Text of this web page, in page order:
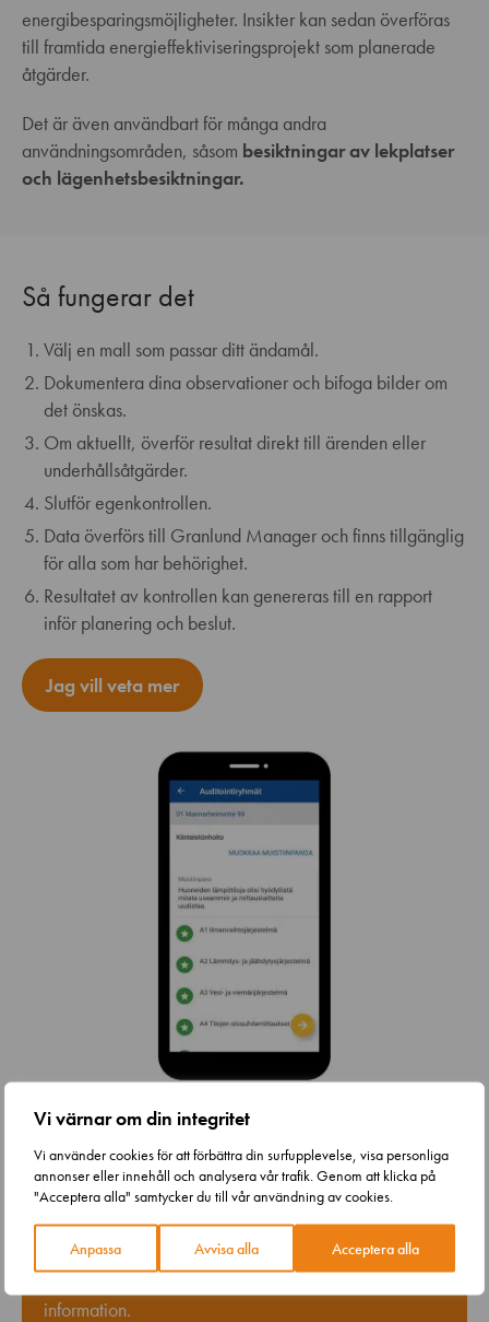
Vi värnar om din integritet
Vi använder cookies för att förbättra din surfupplevelse, visa personliga
annonser eller innehåll och analysera vår trafik. Genom att klicka på
"Acceptera alla" samtycker du till vår användning av cookies.
Anpassa Avvisa alla Acceptera alla
energibesparingsmöjligheter. Insikter kan sedan överföras
till framtida energieffektiviseringsprojekt som planerade
åtgärder.
Det är även användbart för många andra
användningsområden, såsom besiktningar av lekplatser
och lägenhetsbesiktningar.
Så fungerar det
Välj en mall som passar ditt ändamål.
Dokumentera dina observationer och bifoga bilder om
det önskas.
Om aktuellt, överför resultat direkt till ärenden eller
underhållsåtgärder.
Slutför egenkontrollen.
Data överförs till Granlund Manager och finns tillgänglig
för alla som har behörighet.
Resultatet av kontrollen kan genereras till en rapport
inför planering och beslut.
Jag vill veta mer
GRANLUND MANAGER›EGENKONTROLL
Effektivare fastighetsförvaltning?
information.